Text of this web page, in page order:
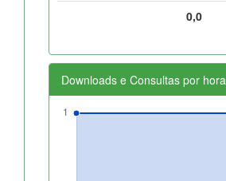
0,0
Downloads e Consultas por hora